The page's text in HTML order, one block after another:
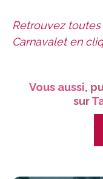
Retrouvez
Carnavalet en
Vous aussi,
sur